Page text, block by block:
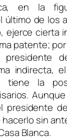
en la
último de los
ejerce cierta
patente;
indirecta,
tiene la
presidente
sin
Blanca.